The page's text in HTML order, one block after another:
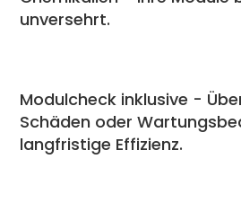
unversehrt.
Modulcheck inklusive -
Schäden oder
langfristige Effizienz.